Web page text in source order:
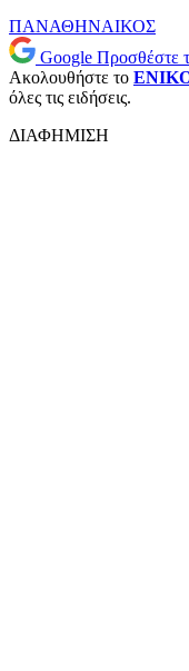
ΠΑΝΑΘΗΝΑΙΚΟΣ
Google Προσθέστε
Ακολουθήστε το
όλες τις ειδήσεις.
ΔΙΑΦΗΜΙΣΗ